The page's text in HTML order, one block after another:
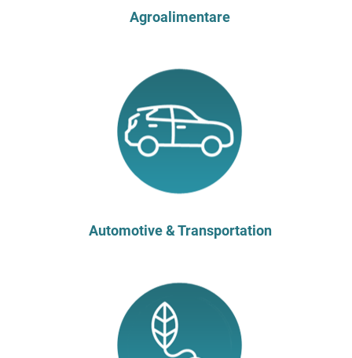
Agroalimentare
Automotive & Transportation